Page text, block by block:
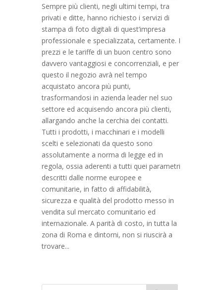
Sempre più clienti, negli ultimi tempi, tra
privati e ditte, hanno richiesto i servizi di
stampa di foto digitali di quest’impresa
professionale e specializzata, certamente. I
prezzi e le tariffe di un buon centro sono
davvero vantaggiosi e concorrenziali, e per
questo il negozio avrà nel tempo
acquistato ancora più punti,
trasformandosi in azienda leader nel suo
settore ed acquisendo ancora più clienti,
allargando anche la cerchia dei contatti.
Tutti i prodotti, i macchinari e i modelli
scelti e selezionati da questo sono
assolutamente a norma di legge ed in
regola, ossia aderenti a tutti quei parametri
descritti dalle norme europee e
comunitarie, in fatto di affidabilità,
sicurezza e qualità del prodotto messo in
vendita sul mercato comunitario ed
internazionale. A parità di costo, in tutta la
zona di Roma e dintorni, non si riuscirà a
trovare...